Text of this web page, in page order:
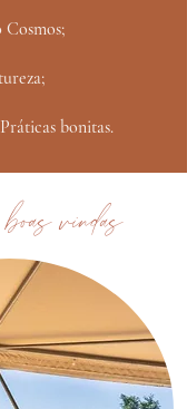
bonitas.
vindas